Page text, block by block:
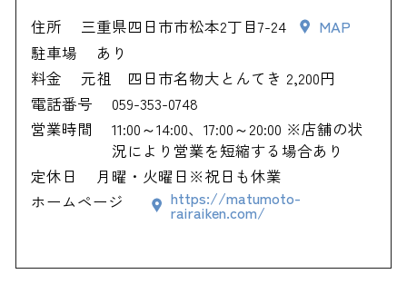
住所 三重県四日市市松本2丁目7-24
MAP
駐車場
あり
料金
元祖 四日市名物大とんてき 2,200円
電話番号
059-353-0748
営業時間
11:00～14:00、17:00～20:00 ※店舗の状
況により営業を短縮する場合あり
定休日
月曜・火曜日※祝日も休業
ホームページ
https://matumoto-
rairaiken.com/